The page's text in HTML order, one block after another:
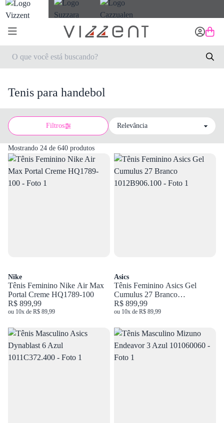
Tenis para handebol
Filtros
Sort by
Mostrando 24 de 640 produtos
Nike
Tênis Feminino Nike Air Max
Portal Creme HQ1789-100
R$ 899,99
ou 10x de R$ 89,99
Asics
Tênis Feminino Asics Gel
Cumulus 27 Branco
1012B906.100
R$ 899,99
ou 10x de R$ 89,99